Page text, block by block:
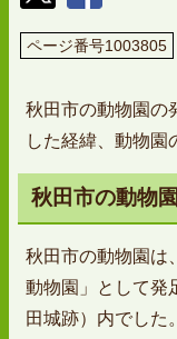
ページ番号1003805
秋田市の動物園の
した経緯、動物園
秋田市の動物
秋田市の動物園は
動物園」として発
田城跡）内でした